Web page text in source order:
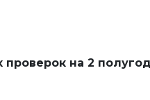
на 2